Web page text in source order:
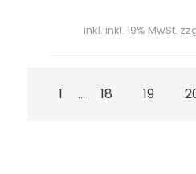
inkl. inkl. 19% MwSt.
1 ... 18 19